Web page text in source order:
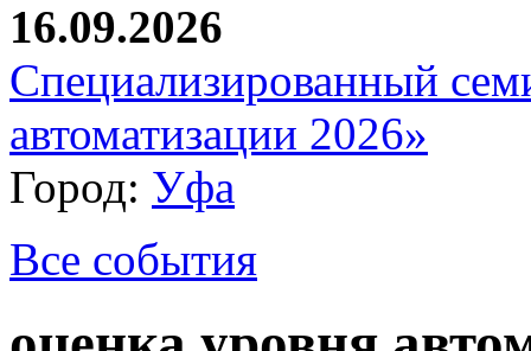
16.09.2026
Специализированный
автоматизации 2026»
Город: Уфа
Все события